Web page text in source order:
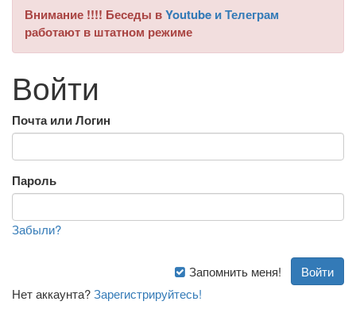
Внимание !!!! Беседы вYoutube и Телеграм
работают в штатном режиме
Войти
Почта или Логин
Пароль
Забыли?
Запомнить меня!
Нет аккаунта?Зарегистрируйтесь!